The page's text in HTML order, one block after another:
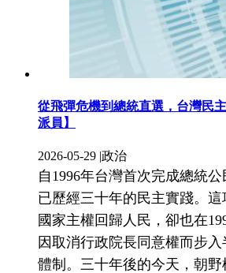
從飛彈危機到總統直選，台灣民
派員】
2026-05-29 |政治
自1996年台灣首次完成總統
已歷經三十年的民主實踐。
國家主權回歸人民，卻也在
因取消行政院長同意權而步
體制。三十年後的今天，朝